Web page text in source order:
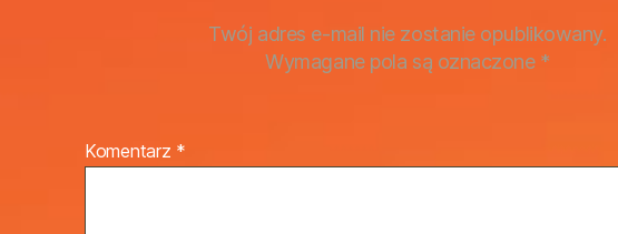
Twój adres e-mail nie zostanie opublikowany.
Wymagane pola są oznaczone *
Komentarz *